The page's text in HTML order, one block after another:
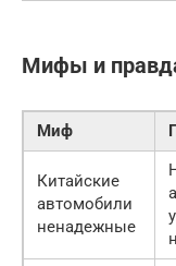
Мифы и
Миф
Китайские
автомобили
ненадежные